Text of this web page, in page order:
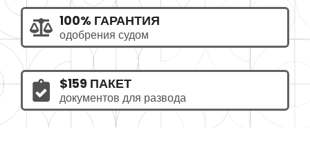
100% ГАРАНТИЯ
одобрения судом
$159 ПАКЕТ
документов для развода